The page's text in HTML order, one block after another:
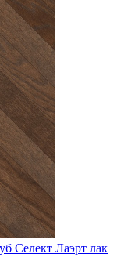
Селект Лаэрт лак